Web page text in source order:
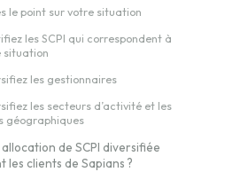
le point sur votre situation
les SCPI qui correspondent à
situation
les gestionnaires
les secteurs d’activité et les
géographiques
de SCPI diversifiée
les clients de Sapians ?